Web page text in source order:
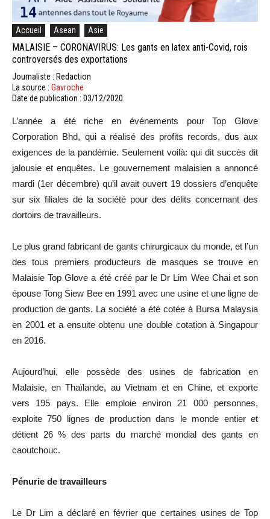
Accueil Asean Asie
MALAISIE – CORONAVIRUS: Les gants en latex anti-Covid, rois
controversés des exportations
Journaliste : Redaction
La source : Gavroche
Date de publication : 03/12/2020
L’année a été riche en événements pour Top Glove
Corporation Bhd, qui a réalisé des profits records, dus aux
exigences de la pandémie. Seulement voilà: qui dit succès dit
jalousie et enquêtes. Le gouvernement malaisien a annoncé
mardi (1er décembre) qu’il avait ouvert 19 dossiers d’enquête
sur six filiales de la société pour des délits concernant des
dortoirs de travailleurs.
Le plus grand fabricant de gants chirurgicaux du monde, et l’un
des tous premiers producteurs de masques se trouve en
Malaisie Top Glove a été créé par le Dr Lim Wee Chai et son
épouse Tong Siew Bee en 1991 avec une usine et une ligne de
production de gants. La société a été cotée à Bursa Malaysia
en 2001 et a ensuite obtenu une double cotation à Singapour
en 2016.
Aujourd’hui, elle possède des usines de fabrication en
Malaisie, en Thaïlande, au Vietnam et en Chine, et exporte
vers 195 pays. Elle emploie environ 21 000 personnes,
exploite 750 lignes de production dans le monde entier et
détient 26 % des parts du marché mondial des gants en
caoutchouc.
Pénurie de travailleurs
Le Dr Lim a déclaré en février que certaines usines de Top